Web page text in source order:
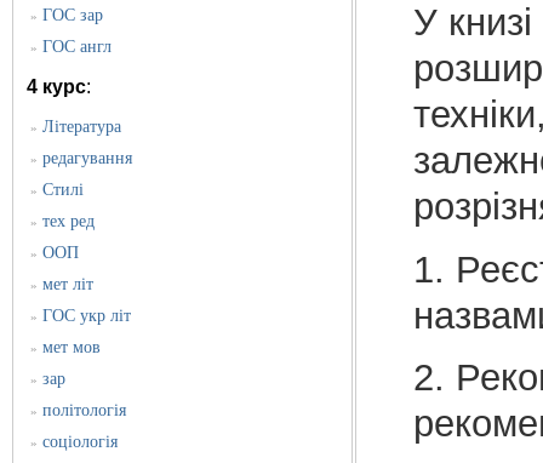
» ГОС зар
» ГОС англ
4 курс:
» Література
» редагування
» Стилі
» тех ред
» ООП
» мет літ
» ГОС укр літ
» мет мов
» зар
» політологія
» соціологія
У
1.
2.